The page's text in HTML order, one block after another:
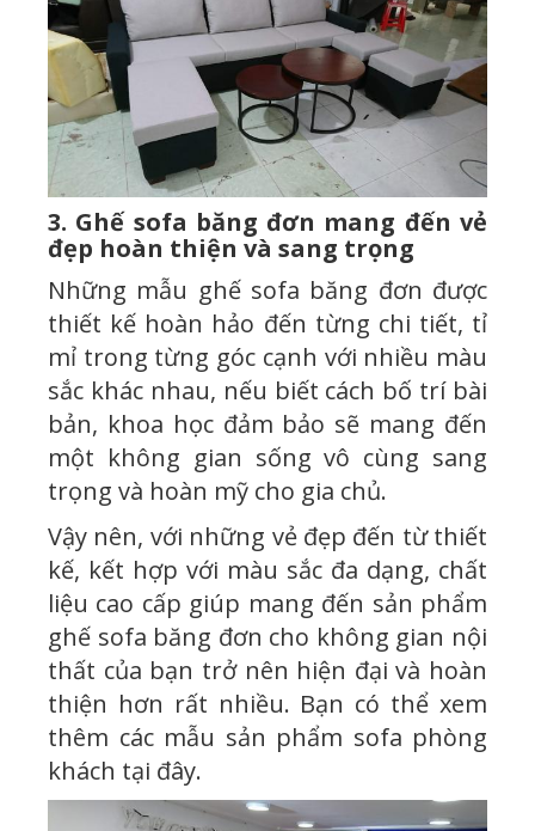
3. Ghế sofa băng đơn mang đến vẻ
đẹp hoàn thiện và sang trọng
Những mẫu ghế sofa băng đơn được
thiết kế hoàn hảo đến từng chi tiết, tỉ
mỉ trong từng góc cạnh với nhiều màu
sắc khác nhau, nếu biết cách bố trí bài
bản, khoa học đảm bảo sẽ mang đến
một không gian sống vô cùng sang
trọng và hoàn mỹ cho gia chủ.
Vậy nên, với những vẻ đẹp đến từ thiết
kế, kết hợp với màu sắc đa dạng, chất
liệu cao cấp giúp mang đến sản phẩm
ghế sofa băng đơn cho không gian nội
thất của bạn trở nên hiện đại và hoàn
thiện hơn rất nhiều. Bạn có thể xem
thêm các mẫu sản phẩm sofa phòng
khách tại đây.